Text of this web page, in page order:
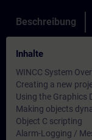
Beschreibung
Inhalte
WINCC System
Creating a new
Using the Graphics
Making objects
Object C scripting
Alarm-Logging /